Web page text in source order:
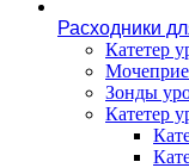
Расходники
Катетер
Зонды
Катетер